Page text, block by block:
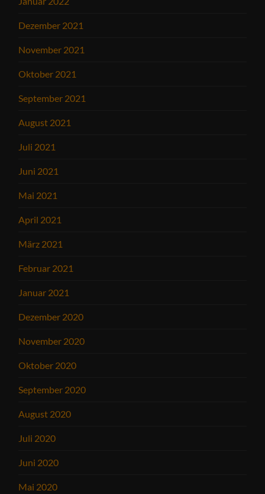
Dezember 2021
November 2021
Oktober 2021
September 2021
August 2021
Juli 2021
Juni 2021
Mai 2021
April 2021
März 2021
Februar 2021
Januar 2021
Dezember 2020
November 2020
Oktober 2020
September 2020
August 2020
Juli 2020
Juni 2020
Mai 2020